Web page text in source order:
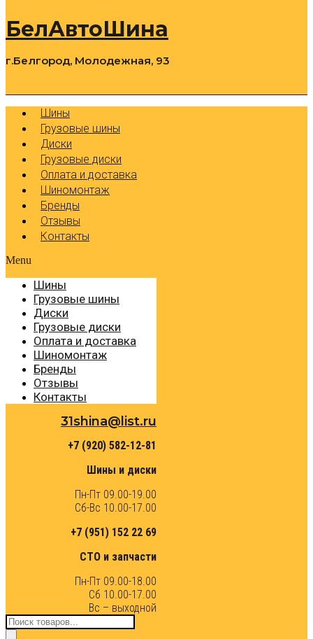
БелАвтоШина
г.Белгород, Молодежная, 93
Шины
Грузовые шины
Диски
Грузовые диски
Оплата и доставка
Шиномонтаж
Бренды
Отзывы
Контакты
Menu
Шины
Грузовые шины
Диски
Грузовые диски
Оплата и доставка
Шиномонтаж
Бренды
Отзывы
Контакты
31shina@list.ru
+7 (920) 582-12-81
Шины и диски
Пн-Пт 09.00-19.00
Сб-Вс 10.00-17.00
+7 (951) 152 22 69
СТО и запчасти
Пн-Пт 09.00-18.00
Сб 10.00-17.00
Вс – выходной
Поиск
товаров